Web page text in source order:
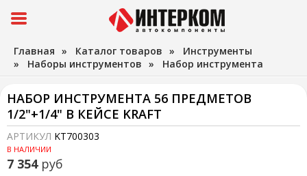
Главная » Каталог товаров » Инструменты
» Наборы инструментов » Набор инструмента
НАБОР ИНСТРУМЕНТА 56 ПРЕДМЕТОВ
1/2"+1/4" В КЕЙСЕ KRAFT
АРТИКУЛ KT700303
В НАЛИЧИИ
7 354 руб